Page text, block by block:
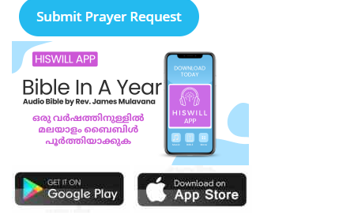
humbly pray that God may bless our institution with more
genuine enquiries and admissions, especially for the COPA trade,
and guide the right students and parents to us. May God remove
every obstacle, strengthen our efforts, give us wisdom in
reaching students, and help our institution continue to provide
good education, skills, and career opportunities to many young
people. Please pray that the remaining seats may be filled soon
and that the new academic year may be fruitful, peaceful, and
successful. “Lord, bless the work of our hands and lead the right
students to our institution.” Thank you for remembering us in
your prayers.Jiji Thomas, Anchal